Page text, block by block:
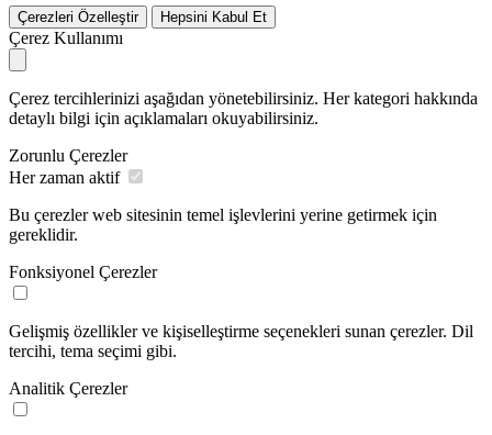
Çerezleri Özelleştir Hepsini Kabul Et
Çerez Kullanımı
Çerez tercihlerinizi aşağıdan yönetebilirsiniz. Her kategori hakkında
detaylı bilgi için açıklamaları okuyabilirsiniz.
Zorunlu Çerezler
Her zaman aktif
Bu çerezler web sitesinin temel işlevlerini yerine getirmek için
gereklidir.
Fonksiyonel Çerezler
Gelişmiş özellikler ve kişiselleştirme seçenekleri sunan çerezler. Dil
tercihi, tema seçimi gibi.
Analitik Çerezler